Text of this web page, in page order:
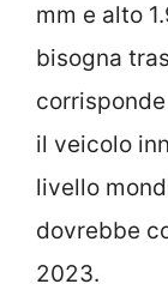
mm e alto
bisogna
il veicolo
livello
dovrebbe
2023.